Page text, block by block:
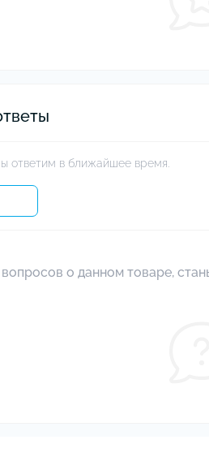
ответим в ближайшее время.
о данном товаре,